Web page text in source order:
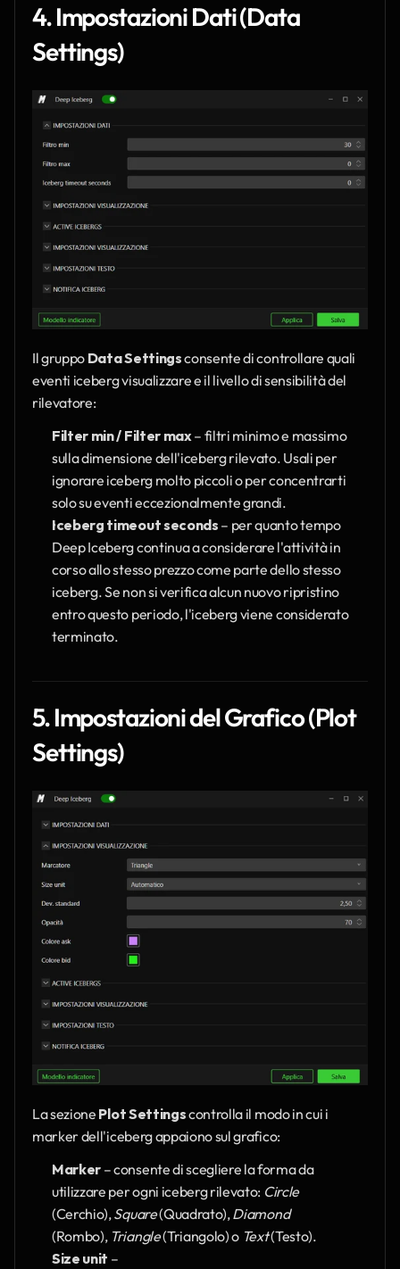
4. Impostazioni Dati (Data
Settings)
Il gruppo Data Settings consente di controllare quali
eventi iceberg visualizzare e il livello di sensibilità del
rilevatore:
Filter min / Filter max – filtri minimo e massimo
sulla dimensione dell'iceberg rilevato. Usali per
ignorare iceberg molto piccoli o per concentrarti
solo su eventi eccezionalmente grandi.
Iceberg timeout seconds – per quanto tempo
Deep Iceberg continua a considerare l'attività in
corso allo stesso prezzo come parte dello stesso
iceberg. Se non si verifica alcun nuovo ripristino
entro questo periodo, l'iceberg viene considerato
terminato.
5. Impostazioni del Grafico (Plot
Settings)
La sezione Plot Settings controlla il modo in cui i
marker dell'iceberg appaiono sul grafico:
Marker – consente di scegliere la forma da
utilizzare per ogni iceberg rilevato: Circle
(Cerchio), Square (Quadrato), Diamond
(Rombo), Triangle (Triangolo) o Text (Testo).
Size unit –